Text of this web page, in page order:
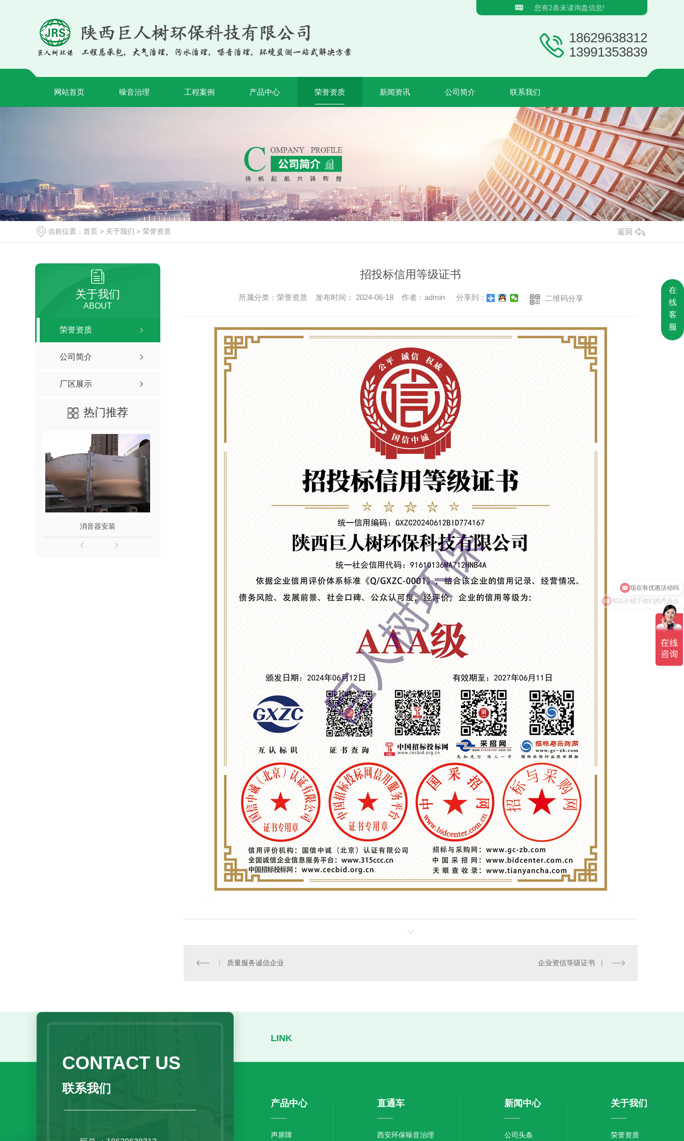
您有2条未读询盘信息!
18629638312
13991353839
网站首页 噪音治理 工程案例 产品中心 荣誉资质 新闻资讯 公司简介 联系我们
当前位置： 首页 > 关于我们 > 荣誉资质 返回
关于我们
ABOUT
荣誉资质
公司简介
厂区展示
热门推荐
消音器安装 隔吸声屏障-西安隔音降噪工程 排风消音器-西安隔音降噪
招投标信用等级证书
所属分类：荣誉资质 发布时间： 2024-06-18 作者：admin 分享到： 二维码分享
质量服务诚信企业 企业资信等级证书
CONTACT US
联系我们
LINK
产品中心
声屏障
直通车
西安环保噪音治理
新闻中心
公司头条
关于我们
荣誉资质
在
线
客
服
可以介绍下你们的产品么